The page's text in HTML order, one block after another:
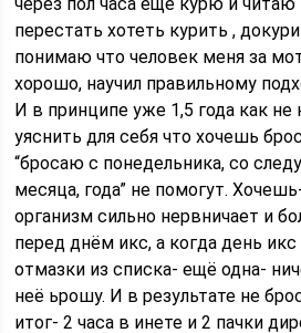
перестать хотеть курить ,
понимаю что человек меня за
хорошо, научил правильному
И в принципе уже 1,5 года как не
уяснить для себя что хочешь
“бросаю с понедельника, со
месяца, года” не помогут.
организм сильно нервничает и
перед днём икс, а когда день
отмазки из списка- ещё одна-
неё ьрошу. И в результате не
итог- 2 часа в инете и 2 пачки